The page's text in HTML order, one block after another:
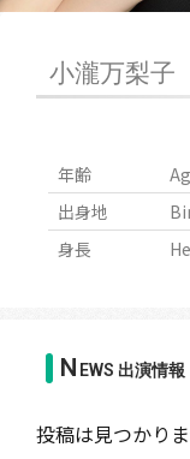
小瀧万梨子
年齢
出身地
身長
N EWS 出演情報
投稿は見つかり